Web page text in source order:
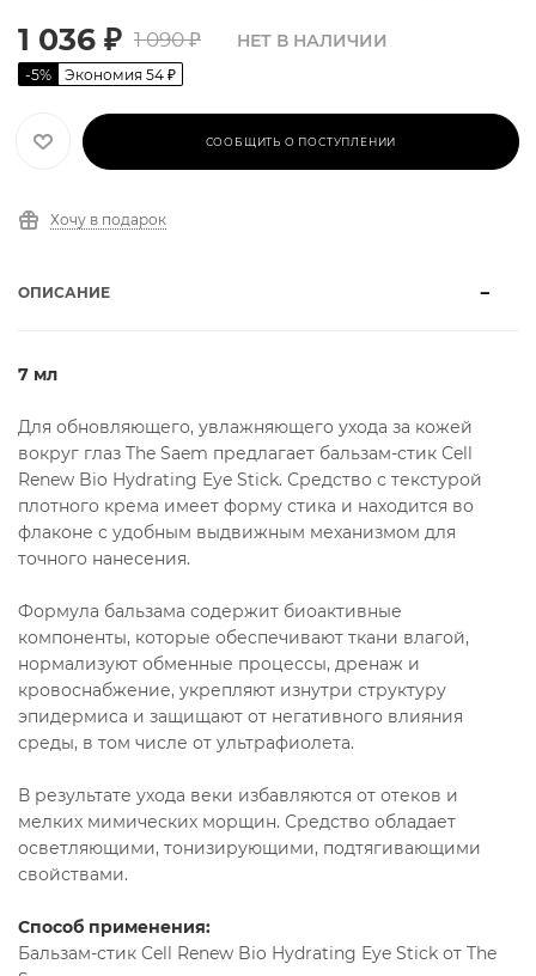
1 036 ₽ 1 090₽
-5% Экономия 54 ₽
НЕТ В НАЛИЧИИ
СООБЩИТЬ О ПОСТУПЛЕНИИ
Хочу в подарок
ОПИСАНИЕ
7 мл
Для обновляющего, увлажняющего ухода за кожей
вокруг глаз The Saem предлагает бальзам-стик Cell
Renew Bio Hydrating Eye Stick. Средство с текстурой
плотного крема имеет форму стика и находится во
флаконе с удобным выдвижным механизмом для
точного нанесения.
Формула бальзама содержит биоактивные
компоненты, которые обеспечивают ткани влагой,
нормализуют обменные процессы, дренаж и
кровоснабжение, укрепляют изнутри структуру
эпидермиса и защищают от негативного влияния
среды, в том числе от ультрафиолета.
В результате ухода веки избавляются от отеков и
мелких мимических морщин. Средство обладает
осветляющими, тонизирующими, подтягивающими
свойствами.
Способ применения:
Бальзам-стик Cell Renew Bio Hydrating Eye Stick от The